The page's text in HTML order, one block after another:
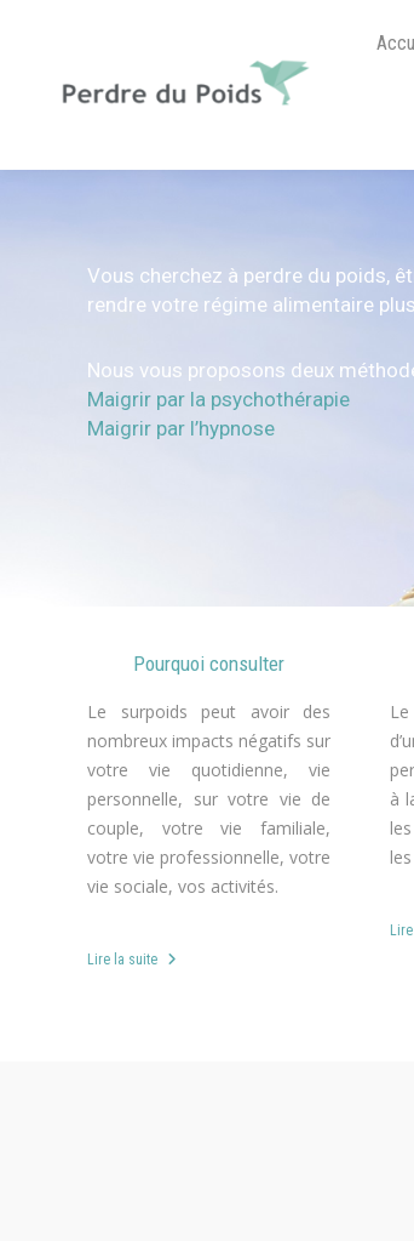
Vous cherchez à perdre du poids,
rendre votre régime alimentaire
Nous vous proposons deux
Maigrir par la psychothérapie
Maigrir par l’hypnose
Pourquoi consulter
Le surpoids peut avoir des
nombreux impacts négatifs sur
votre vie quotidienne, vie
personnelle, sur votre vie de
couple, votre vie familiale,
votre vie professionnelle, votre
vie sociale, vos activités.
Lire la suite
à